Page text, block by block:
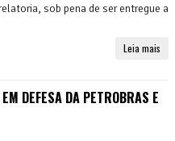
sob pena de ser entregue a
Leia mais
DEFESA DA PETROBRAS E